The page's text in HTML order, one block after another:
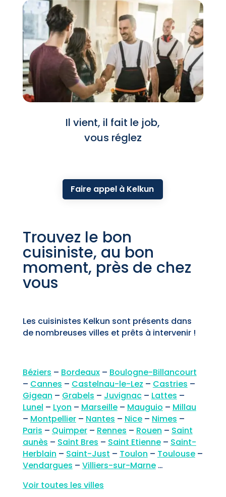
Il vient, il fait le job,
vous réglez
Faire appel à Kelkun
Trouvez le bon
cuisiniste, au bon
moment, près de chez
vous
Les cuisinistes Kelkun sont présents dans
de nombreuses villes et prêts à intervenir !
Béziers – Bordeaux– Boulogne-Billancourt
– Cannes – Castelnau-le-Lez – Castries –
Gigean – Grabels – Juvignac– Lattes –
Lunel – Lyon – Marseille– Mauguio – Millau
– Montpellier– Nantes – Nice– Nimes –
Paris – Quimper– Rennes – Rouen – Saint
aunès – Saint Bres – Saint Etienne– Saint-
Herblain – Saint-Just – Toulon – Toulouse–
Vendargues – Villiers-sur-Marne…
Voir toutes les villes